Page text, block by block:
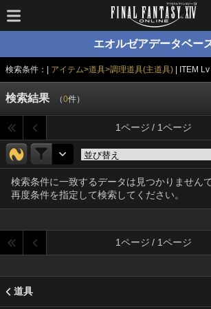
エオルゼアデータベー
検索条件：| アイテム>道具>調理道具(主道具) | ITEM
検索結果 （0件）
1ページ / 1ページ
検索条件に一致するデータは見つかりませんで
再度条件を指定して検索してください。
1ページ / 1ページ
道具